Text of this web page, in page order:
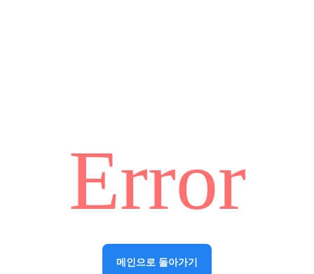
Error
메인으로 돌아가기